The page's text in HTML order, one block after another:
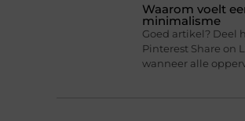
Waarom voelt
minimalisme
Goed artikel? Deel
Pinterest Share on
wanneer alle